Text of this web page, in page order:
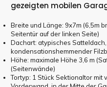
gezeigten mobilen
Breite und Länge: 9x7m (6,5m
Seitentür auf der linken Seite)
Dachart: atypisches
kondensationshemmender
Höhe: maximale Höhe 3,6 m
(Seitenwände)
Tortyp: 1 Stück Sektionaltor